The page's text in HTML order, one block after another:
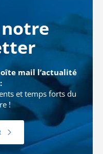
notre
mail l’actualité
et temps forts du
!